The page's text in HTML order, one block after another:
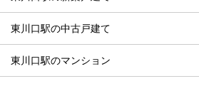
東川口駅の中古戸建て
東川口駅のマンション